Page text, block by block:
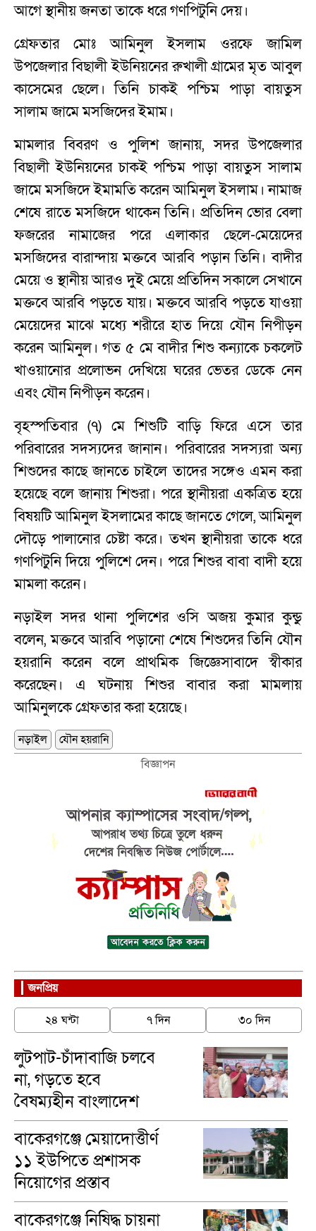
আগে স্থানীয় জনতা তাকে ধরে গণপিটুনি দেয়।
গ্রেফতার মোঃ আমিনুল ইসলাম ওরফে জামিল
উপজেলার বিছালী ইউনিয়নের রুখালী গ্রামের মৃত আবুল
কাসেমের ছেলে। তিনি চাকই পশ্চিম পাড়া বায়তুস
সালাম জামে মসজিদের ইমাম।
মামলার বিবরণ ও পুলিশ জানায়, সদর উপজেলার
বিছালী ইউনিয়নের চাকই পশ্চিম পাড়া বায়তুস সালাম
জামে মসজিদে ইমামতি করেন আমিনুল ইসলাম। নামাজ
শেষে রাতে মসজিদে থাকেন তিনি। প্রতিদিন ভোর বেলা
ফজরের নামাজের পরে এলাকার ছেলে-মেয়েদের
মসজিদের বারান্দায় মক্তবে আরবি পড়ান তিনি। বাদীর
মেয়ে ও স্থানীয় আরও দুই মেয়ে প্রতিদিন সকালে সেখানে
মক্তবে আরবি পড়তে যায়। মক্তবে আরবি পড়তে যাওয়া
মেয়েদের মাঝে মধ্যে শরীরে হাত দিয়ে যৌন নিপীড়ন
করেন আমিনুল। গত ৫ মে বাদীর শিশু কন্যাকে চকলেট
খাওয়ানোর প্রলোভন দেখিয়ে ঘরের ভেতর ডেকে নেন
এবং যৌন নিপীড়ন করেন।
বৃহস্পতিবার (৭) মে শিশুটি বাড়ি ফিরে এসে তার
পরিবারের সদস্যদের জানান। পরিবারের সদস্যরা অন্য
শিশুদের কাছে জানতে চাইলে তাদের সঙ্গেও এমন করা
হয়েছে বলে জানায় শিশুরা। পরে স্থানীয়রা একত্রিত হয়ে
বিষয়টি আমিনুল ইসলামের কাছে জানতে গেলে, আমিনুল
দৌড়ে পালানোর চেষ্টা করে। তখন স্থানীয়রা তাকে ধরে
গণপিটুনি দিয়ে পুলিশে দেন। পরে শিশুর বাবা বাদী হয়ে
মামলা করেন।
নড়াইল সদর থানা পুলিশের ওসি অজয় কুমার কুন্ডু
বলেন, মক্তবে আরবি পড়ানো শেষে শিশুদের তিনি যৌন
হয়রানি করেন বলে প্রাথমিক জিজ্ঞেসাবাদে স্বীকার
করেছেন। এ ঘটনায় শিশুর বাবার করা মামলায়
আমিনুলকে গ্রেফতার করা হয়েছে।
নড়াইল
যৌন হয়রানি
বিজ্ঞাপন
জনপ্রিয়
২৪ ঘন্টা ৭ দিন ৩০ দিন
লুটপাট-চাঁদাবাজি চলবে
না, গড়তে হবে
বৈষম্যহীন বাংলাদেশ
-ব্যারিস্টার খোকন
বাকেরগঞ্জে মেয়াদোত্তীর্ণ
১১ ইউপিতে প্রশাসক
নিয়োগের প্রস্তাব
বাকেরগঞ্জে নিষিদ্ধ চায়না